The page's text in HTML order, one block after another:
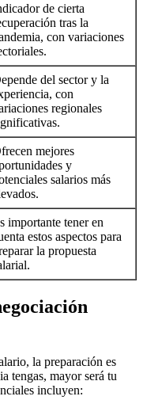
de cierta
tras la
con variaciones
del sector y la
con
regionales
mejores
y
salarios más
importante tener en
estos aspectos para
la propuesta
la preparación es
tengas, mayor será tu
incluyen: